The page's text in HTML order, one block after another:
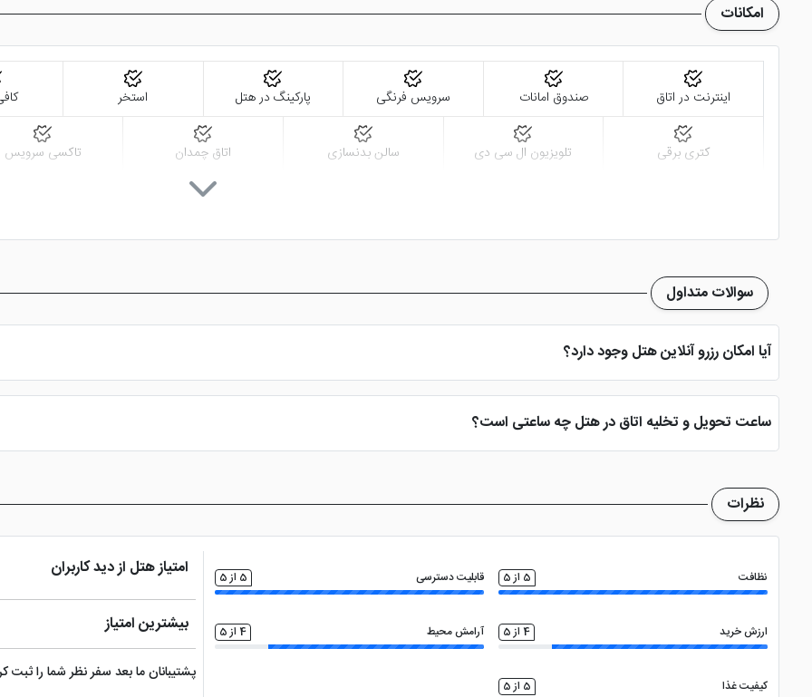
در نزدیکی این هتل قرار گرفته اند. با رزرو هتل ذکر شده از پرشین هتل خدماتی خوب دریافت کنید.
امکانات
اینترنت در اتاق صندوق امانات سرویس فرنگی پارکینگ در هتل استخر
کتری برقی تلویزیون ال سی دی سالن بدنسازی اتاق چمدان تاکسی سرویس
سوالات متداول
آیا امکان رزرو آنلاین هتل وجود دارد؟
بله، با انتخاب تاریخ ورود و خروج، نوع اتاق و تعداد نفرات می توانید پس از پرداخت در درگاه بانکی، رزرو آنلاین خود را نهایی و واچر هتل را دریافت
ساعت تحویل و تخلیه اتاق در هتل چه ساعتی است؟
ساعت تحویل اتاق ساعت 2 بعد از ظهر و ساعت تخلیه اتاق 12 ظهر می باشد
نظرات
نظافت 5 از 5 قابلیت دسترسی 5 از 5
ارزش خرید 4 از 5 آرامش محیط 4 از 5
کیفیت غذا 5 از 5
امتیاز هتل از دید کاربران
بیشترین امتیاز
پشتیبانان ما بعد سفر نظر شما را